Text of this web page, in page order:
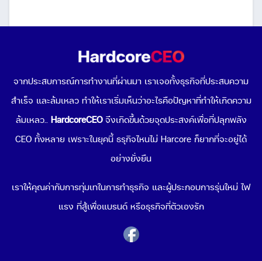
วิธีเพิ่มผู้ใช้งานใน Facebook Page (เพจแบบใหม่)
March 16, 2023
จากประสบการณ์การทำงานที่ผ่านมา เราเจอทั้งธุรกิจที่ประสบความ
สำเร็จ และล้มเหลว ทำให้เราเริ่มเห็นว่าอะไรคือปัญหาที่ทำให้เกิดความ
ล้มเหลว.. HardcoreCEOจึงเกิดขึ้นด้วยจุดประสงค์เพื่อที่ปลุกพลัง
CEO ทั้งหลาย เพราะในยุคนี้ ธรุกิจไหนไม่ Harcore ก็ยากที่จะอยู่ได้
อย่างยั่งยืน
เราให้คุณค่ากับการทุ่มเทในการทำธุรกิจ และผู้ประกอบการรุ่นใหม่ ไฟ
แรง ที่สู้เพื่อแบรนด์ หรือธุรกิจที่ตัวเองรัก